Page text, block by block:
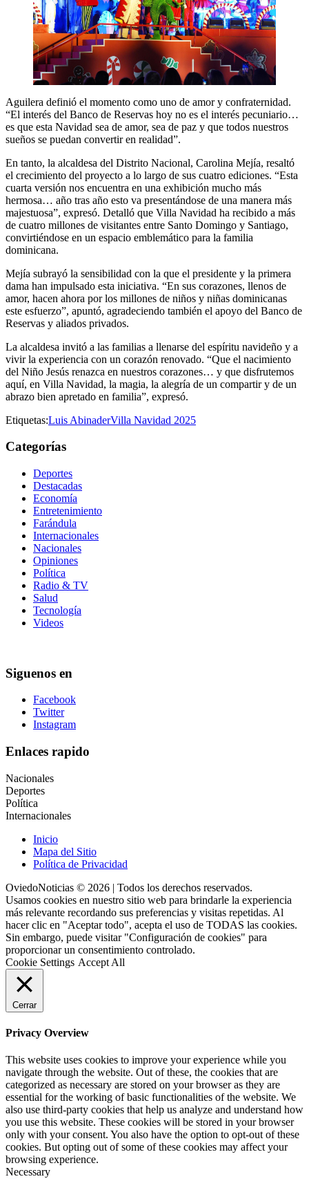
Aguilera definió el momento como uno de amor y confraternidad.
“El interés del Banco de Reservas hoy no es el interés pecuniario…
es que esta Navidad sea de amor, sea de paz y que todos nuestros
sueños se puedan convertir en realidad”.
En tanto, la alcaldesa del Distrito Nacional, Carolina Mejía, resaltó
el crecimiento del proyecto a lo largo de sus cuatro ediciones. “Esta
cuarta versión nos encuentra en una exhibición mucho más
hermosa… año tras año esto va presentándose de una manera más
majestuosa”, expresó. Detalló que Villa Navidad ha recibido a más
de cuatro millones de visitantes entre Santo Domingo y Santiago,
convirtiéndose en un espacio emblemático para la familia
dominicana.
Mejía subrayó la sensibilidad con la que el presidente y la primera
dama han impulsado esta iniciativa. “En sus corazones, llenos de
amor, hacen ahora por los millones de niños y niñas dominicanas
este esfuerzo”, apuntó, agradeciendo también el apoyo del Banco de
Reservas y aliados privados.
La alcaldesa invitó a las familias a llenarse del espíritu navideño y a
vivir la experiencia con un corazón renovado. “Que el nacimiento
del Niño Jesús renazca en nuestros corazones… y que disfrutemos
aquí, en Villa Navidad, la magia, la alegría de un compartir y de un
abrazo bien apretado en familia”, expresó.
Etiquetas:Luis AbinaderVilla Navidad 2025
Categorías
Deportes
Destacadas
Economía
Entretenimiento
Farándula
Internacionales
Nacionales
Opiniones
Política
Radio & TV
Salud
Tecnología
Videos
Siguenos en
Facebook
Twitter
Instagram
Enlaces rapido
Nacionales
Deportes
Política
Internacionales
Inicio
Mapa del Sitio
Política de Privacidad
OviedoNoticias © 2026 | Todos los derechos reservados.
Usamos cookies en nuestro sitio web para brindarle la experiencia
más relevante recordando sus preferencias y visitas repetidas. Al
hacer clic en "Aceptar todo", acepta el uso de TODAS las cookies.
Sin embargo, puede visitar "Configuración de cookies" para
proporcionar un consentimiento controlado.
Cookie Settings Accept All
Cerrar
Privacy Overview
This website uses cookies to improve your experience while you
navigate through the website. Out of these, the cookies that are
categorized as necessary are stored on your browser as they are
essential for the working of basic functionalities of the website. We
also use third-party cookies that help us analyze and understand how
you use this website. These cookies will be stored in your browser
only with your consent. You also have the option to opt-out of these
cookies. But opting out of some of these cookies may affect your
browsing experience.
Necessary